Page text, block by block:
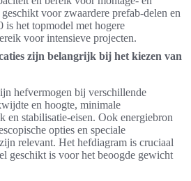
voor zwaardere prefab-delen en
het topmodel met hogere
voor intensieve projecten.
zijn belangrijk bij het kiezen van
hefvermogen bij verschillende
en hoogte, minimale
en stabilisatie-eisen. Ook energiebron
opties en speciale
relevant. Het hefdiagram is cruciaal
geschikt is voor het beoogde gewicht